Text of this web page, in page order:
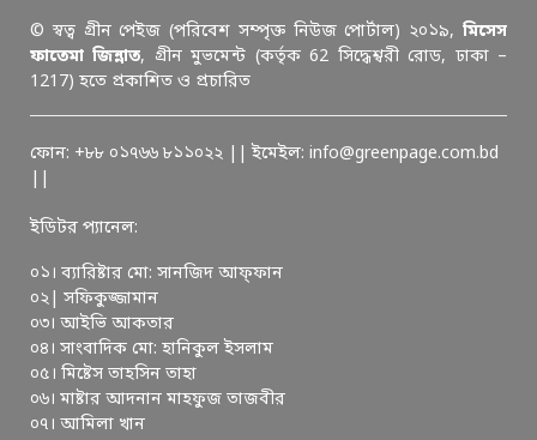
© স্বত্ব গ্রীন পেইজ (পরিবেশ সম্পৃক্ত নিউজ পোর্টাল) ২০১৯, মিসেস
ফাতেমা জিন্নাত, গ্রীন মুভমেন্ট (কর্তৃক 62 সিদ্ধেশ্বরী রোড, ঢাকা –
1217) হতে প্রকাশিত ও প্রচারিত
ফোন: +৮৮ ০১৭৬৬ ৮১১০২২ || ইমেইল: info@greenpage.com.bd
ইডিটর প্যানেল:
০১। ব্যারিষ্টার মো: সানজিদ আফ্ফান
০২| সফিকুজ্জামান
০৩। আইভি আকতার
০৪। সাংবাদিক মো: হানিকুল ইসলাম
০৫। মিষ্টেস তাহসিন তাহা
০৬। মাষ্টার আদনান মাহফুজ তাজবীর
০৭। আমিলা খান